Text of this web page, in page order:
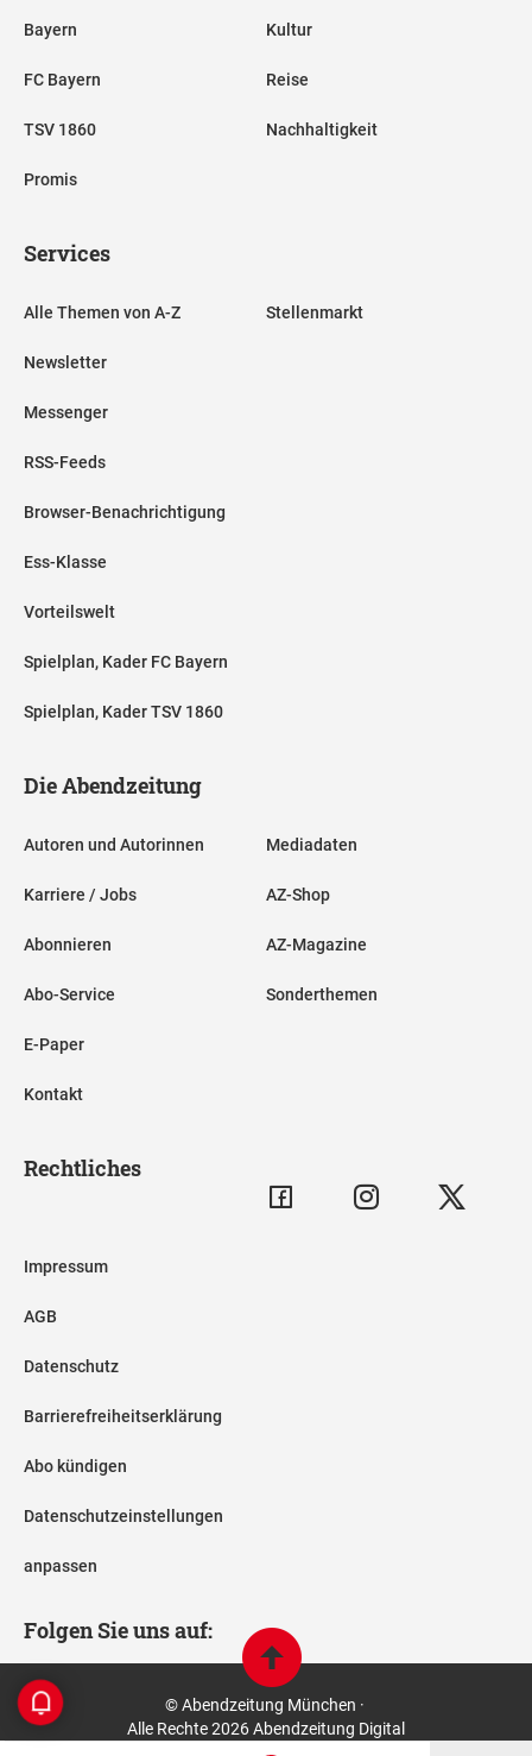
Bayern
FC Bayern
TSV 1860
Promis
Kultur
Reise
Nachhaltigkeit
Services
Alle Themen von A-Z
Newsletter
Messenger
RSS-Feeds
Browser-Benachrichtigung
Ess-Klasse
Vorteilswelt
Spielplan, Kader FC Bayern
Spielplan, Kader TSV 1860
Stellenmarkt
Die Abendzeitung
Autoren und Autorinnen
Karriere / Jobs
Abonnieren
Abo-Service
E-Paper
Kontakt
Mediadaten
AZ-Shop
AZ-Magazine
Sonderthemen
Rechtliches
Impressum
AGB
Datenschutz
Barrierefreiheitserklärung
Abo kündigen
Datenschutzeinstellungen
anpassen
Folgen Sie uns auf:
© Abendzeitung München ·
Alle Rechte 2026 Abendzeitung Digital